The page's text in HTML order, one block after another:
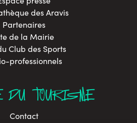
des Aravis
Partenaires
de la Mairie
Club des Sports
professionnels
DU TOURISME
Contact